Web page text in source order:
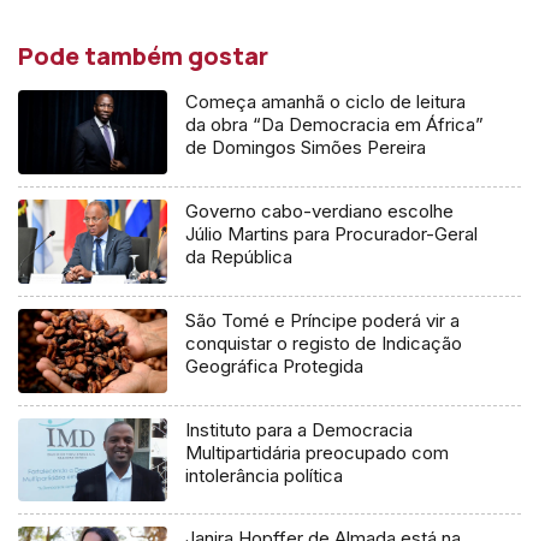
Pode também gostar
Começa amanhã o ciclo de leitura
da obra “Da Democracia em África”
de Domingos Simões Pereira
Governo cabo-verdiano escolhe
Júlio Martins para Procurador-Geral
da República
São Tomé e Príncipe poderá vir a
conquistar o registo de Indicação
Geográfica Protegida
Instituto para a Democracia
Multipartidária preocupado com
intolerância política